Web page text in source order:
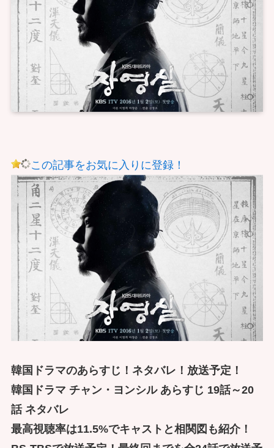
この記事をお気に入りに登録！
韓国ドラマのあらすじ！ネタバレ！放送予定！
韓国ドラマ チャン・ヨンシル あらすじ 19話～20
話 ネタバレ
最高視聴率は11.5%でキャストと相関図も紹介！